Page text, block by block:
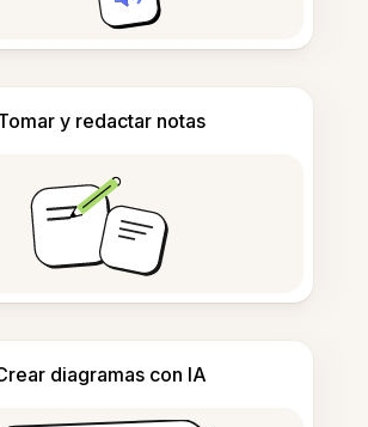
y redactar notas
diagramas con IA